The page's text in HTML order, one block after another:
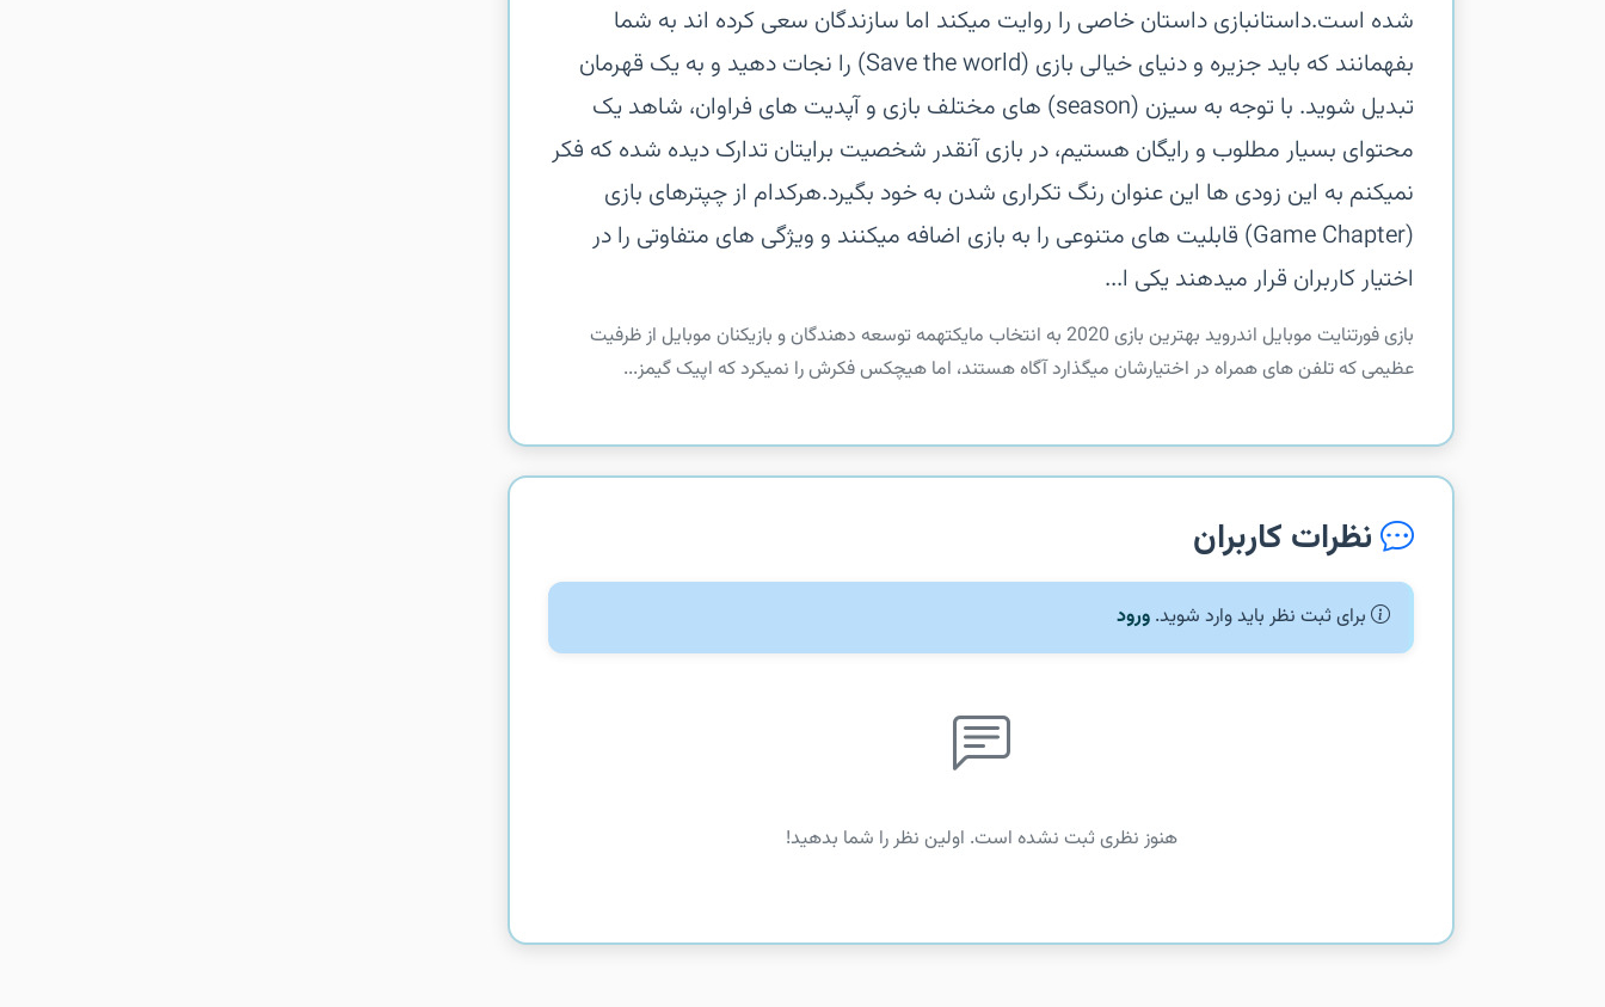
شده است.داستانبازی داستان خاصی را روایت میکند اما سازندگان سعی کرده اند به شما
بفهمانند که باید جزیره و دنیای خیالی بازی (Save the world) را نجات دهید و به یک قهرمان
تبدیل شوید. با توجه به سیزن (season) های مختلف بازی و آپدیت های فراوان، شاهد یک
محتوای بسیار مطلوب و رایگان هستیم، در بازی آنقدر شخصیت برایتان تدارک دیده شده که فکر
نمیکنم به این زودی ها این عنوان رنگ تکراری شدن به خود بگیرد.هرکدام از چپترهای بازی
(Game Chapter) قابلیت های متنوعی را به بازی اضافه میکنند و ویژگی های متفاوتی را در
اختیار کاربران قرار میدهند یکی ا...
بازی فورتنایت موبایل اندروید بهترین بازی 2020 به انتخاب مایکتهمه توسعه دهندگان و بازیکنان موبایل از ظرفیت
عظیمی که تلفن های همراه در اختیارشان میگذارد آگاه هستند، اما هیچکس فکرش را نمیکرد که اپیک گیمز...
نظرات کاربران
برای ثبت نظر باید وارد شوید. ورود
هنوز نظری ثبت نشده است. اولین نظر را شما بدهید!